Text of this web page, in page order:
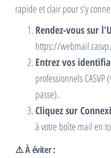
rapide et clair pour s'y
Rendez-vous sur
https://
Entrez vos
professionnels
passe).
Cliquez sur
à votre boîte mail en
⚠️ À éviter :